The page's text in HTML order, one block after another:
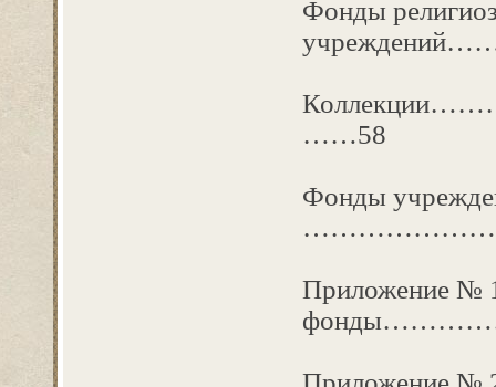
Фонды
……58
Фонды
Приложение №